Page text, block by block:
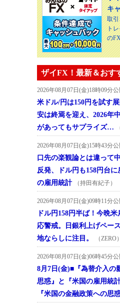
キ
取
ト
の
ザイFX！最新＆おす
2026年08月07日(金)18時09分公
米ドル/円は150円を試す
安は終焉を迎え、2026年
があってもサプライズ…
2026年08月07日(金)15時43分公
口先の楽観論とは違って
反発、ドル円も158円台
の雇用統計
（持田有紀子）
2026年08月07日(金)09時11分公
ドル円158円半ば！今晩
応警戒。日銀利上げペー
地ならしに注目。
（ZERO）
2026年08月07日(金)06時45分公
8月7日(金)■『為替介入の
思惑』と『米国の雇用統
『米国の金融政策への思